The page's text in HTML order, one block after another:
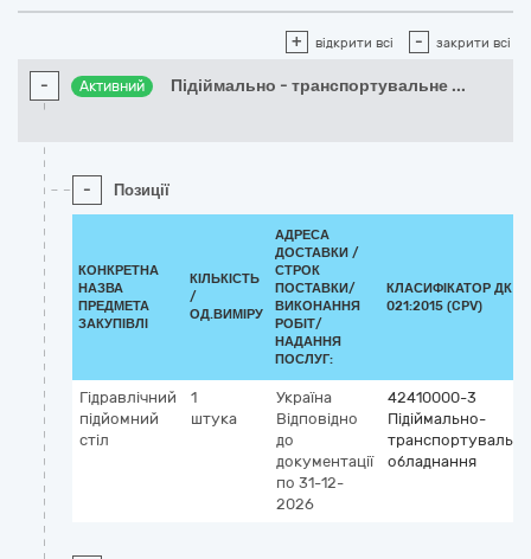
+ відкрити всі - закрити всі
- Активний Підіймально - транспортувальне ...
- Позиції
КОНКРЕТНА
НАЗВА
ПРЕДМЕТА
ЗАКУПІВЛІ
КІЛЬКІСТЬ
/
ОД.ВИМІРУ
АДРЕСА
ДОСТАВКИ /
СТРОК
ПОСТАВКИ/
ВИКОНАННЯ
РОБІТ/
НАДАННЯ
ПОСЛУГ:
КЛАСИФІКАТОР ДК
021:2015 (CPV)
Гідравлічний
підйомний
стіл
1
штука
Україна
Відповідно
до
документації
по 31-12-
2026
42410000-3
Підіймально-
транспортувальне
обладнання